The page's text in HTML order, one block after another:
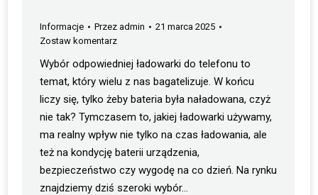
Informacje Przez admin
21 marca 2025
Zostaw komentarz
Wybór odpowiedniej ładowarki do telefonu to
temat, który wielu z nas bagatelizuje. W końcu
liczy się, tylko żeby bateria była naładowana, czyż
nie tak? Tymczasem to, jakiej ładowarki używamy,
ma realny wpływ nie tylko na czas ładowania, ale
też na kondycję baterii urządzenia,
bezpieczeństwo czy wygodę na co dzień. Na rynku
znajdziemy dziś szeroki wybór…